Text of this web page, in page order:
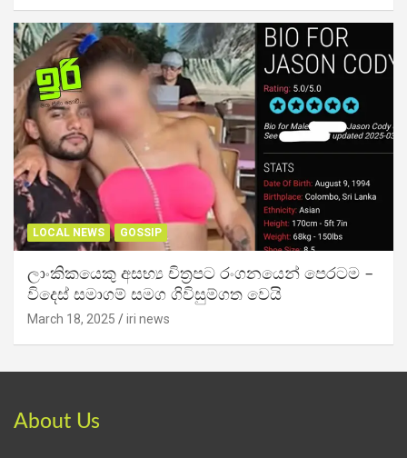
LOCAL NEWS GOSSIP
ලාංකිකයෙකු අසභ්‍ය චිත්‍රපට රංගනයෙන් පෙරටම –
විදෙස් සමාගම් සමග ගිවිසුම්ගත වෙයි
March 18, 2025 iri news
About Us